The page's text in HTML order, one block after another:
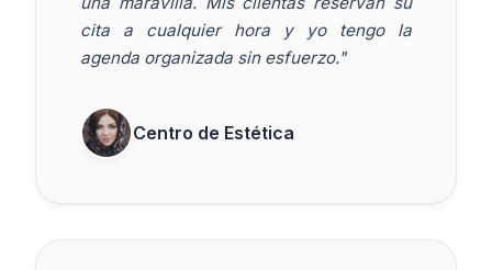
cita a cualquier hora y yo tengo la
agenda organizada sin esfuerzo."
Centro de Estética